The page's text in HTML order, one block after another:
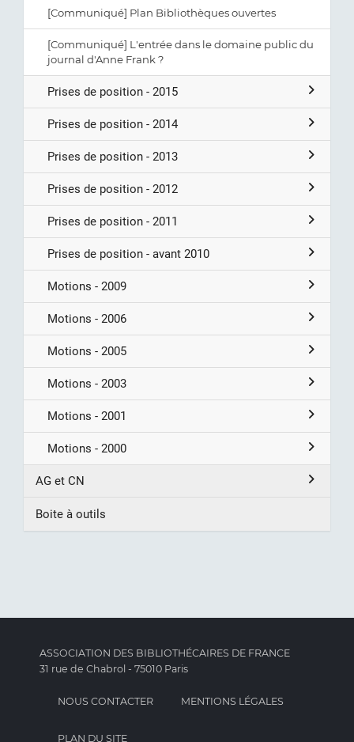
[Communiqué] Plan Bibliothèques ouvertes
[Communiqué] L'entrée dans le domaine public du
journal d'Anne Frank ?
Prises de position - 2015
Prises de position - 2014
Prises de position - 2013
Prises de position - 2012
Prises de position - 2011
Prises de position - avant 2010
Motions - 2009
Motions - 2006
Motions - 2005
Motions - 2003
Motions - 2001
Motions - 2000
AG et CN
Boite à outils
ASSOCIATION DES BIBLIOTHÉCAIRES DE FRANCE
31 rue de Chabrol - 75010 Paris
NOUS CONTACTER MENTIONS LÉGALES
PLAN DU SITE